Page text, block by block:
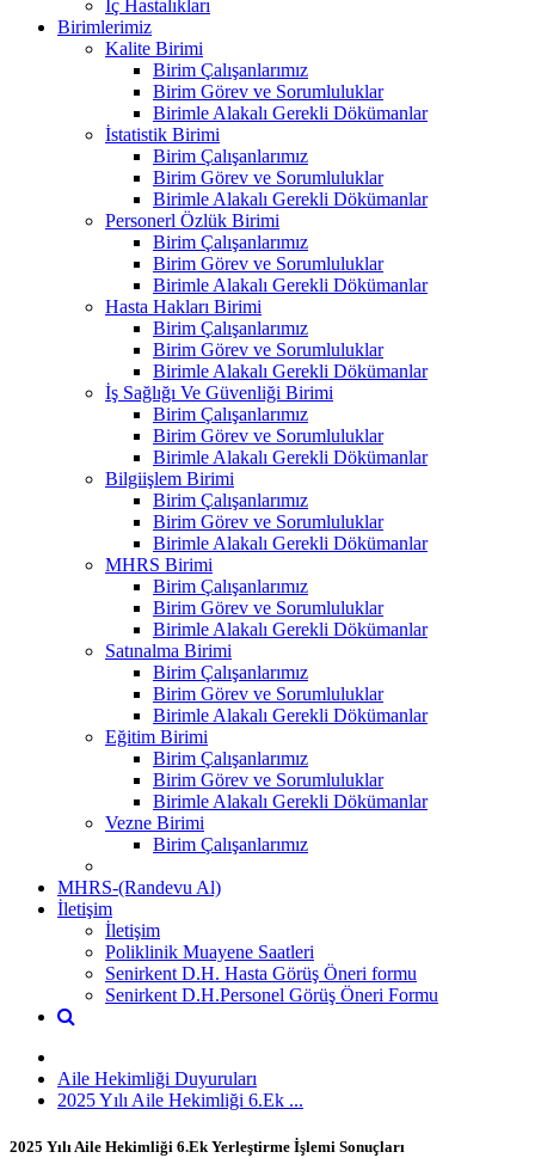
İç Hastalıkları
Birimlerimiz
Kalite Birimi
Birim Çalışanlarımız
Birim Görev ve Sorumluluklar
Birimle Alakalı Gerekli Dökümanlar
İstatistik Birimi
Birim Çalışanlarımız
Birim Görev ve Sorumluluklar
Birimle Alakalı Gerekli Dökümanlar
Personerl Özlük Birimi
Birim Çalışanlarımız
Birim Görev ve Sorumluluklar
Birimle Alakalı Gerekli Dökümanlar
Hasta Hakları Birimi
Birim Çalışanlarımız
Birim Görev ve Sorumluluklar
Birimle Alakalı Gerekli Dökümanlar
İş Sağlığı Ve Güvenliği Birimi
Birim Çalışanlarımız
Birim Görev ve Sorumluluklar
Birimle Alakalı Gerekli Dökümanlar
Bilgiişlem Birimi
Birim Çalışanlarımız
Birim Görev ve Sorumluluklar
Birimle Alakalı Gerekli Dökümanlar
MHRS Birimi
Birim Çalışanlarımız
Birim Görev ve Sorumluluklar
Birimle Alakalı Gerekli Dökümanlar
Satınalma Birimi
Birim Çalışanlarımız
Birim Görev ve Sorumluluklar
Birimle Alakalı Gerekli Dökümanlar
Eğitim Birimi
Birim Çalışanlarımız
Birim Görev ve Sorumluluklar
Birimle Alakalı Gerekli Dökümanlar
Vezne Birimi
Birim Çalışanlarımız
MHRS-(Randevu Al)
İletişim
İletişim
Poliklinik Muayene Saatleri
Senirkent D.H. Hasta Görüş Öneri formu
Senirkent D.H.Personel Görüş Öneri Formu
Aile Hekimliği Duyuruları
2025 Yılı Aile Hekimliği 6.Ek ...
2025 Yılı Aile Hekimliği 6.Ek Yerleştirme İşlemi Sonuçları